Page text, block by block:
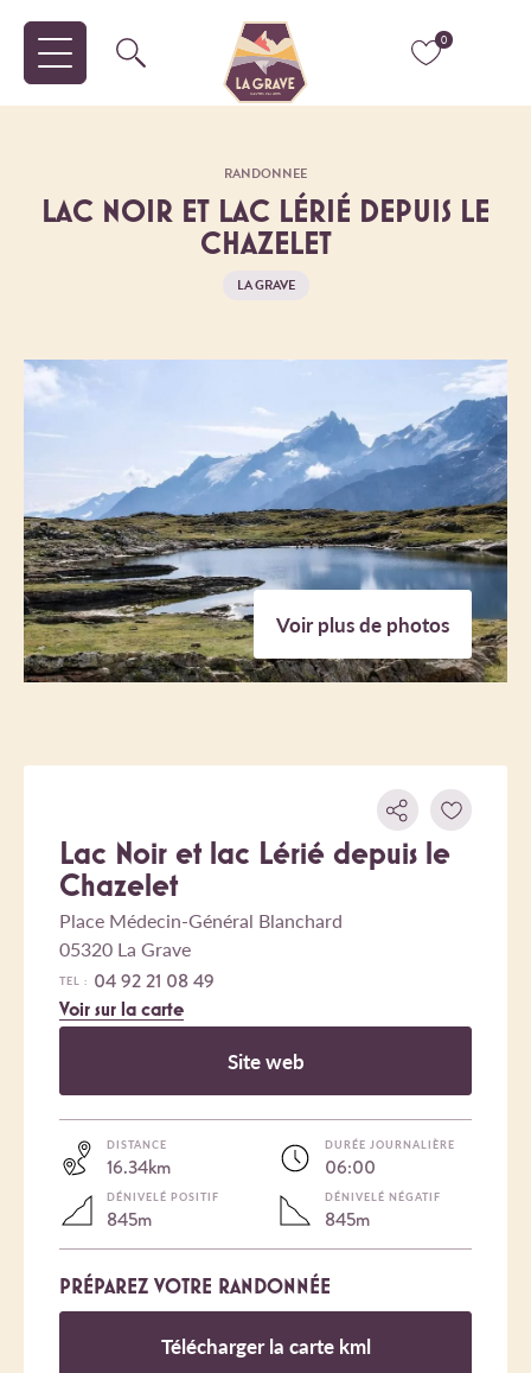
0
RANDONNEE
LAC NOIR ET LAC LÉRIÉ DEPUIS LE
CHAZELET
LA GRAVE
Voir plus de photos
Lac Noir et lac Lérié depuis le
Chazelet
Place Médecin-Général Blanchard
05320 La Grave
TEL : 04 92 21 08 49
Voir sur la carte
Site web
DISTANCE
16.34km
DURÉE JOURNALIÈRE
06:00
DÉNIVELÉ POSITIF
845m
DÉNIVELÉ NÉGATIF
845m
PRÉPAREZ VOTRE RANDONNÉE
Télécharger la carte kml